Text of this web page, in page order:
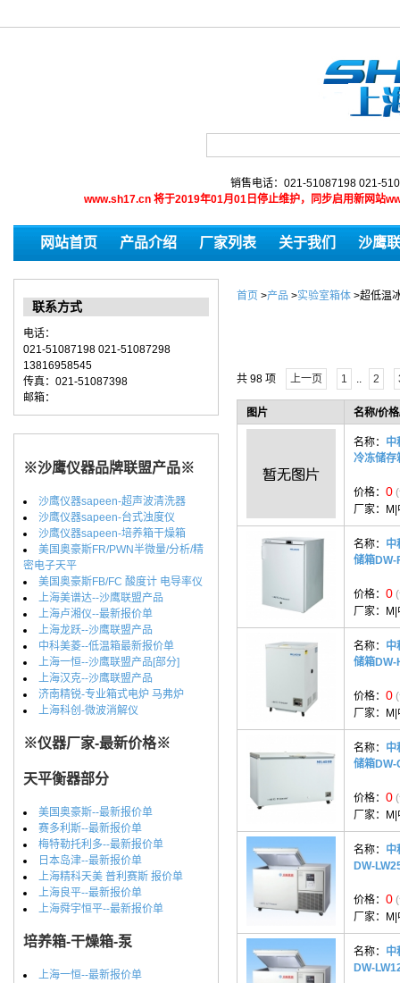
销售电话：021-51087198 021-
www.sh17.cn 将于2019年01月01日停止维护，同步启用新网站
网站首页 产品介绍 厂家列表 关于我们 沙鹰
联系方式
电话：
021-51087198 021-51087298
13816958545
传真：021-51087398
邮箱：
※沙鹰仪器品牌联盟产品※
沙鹰仪器sapeen-超声波清洗器
沙鹰仪器sapeen-台式浊度仪
沙鹰仪器sapeen-培养箱干燥箱
美国奥豪斯FR/PWN半微量/分析/精
密电子天平
美国奥豪斯FB/FC 酸度计 电导率仪
上海美谱达--沙鹰联盟产品
上海卢湘仪--最新报价单
上海龙跃--沙鹰联盟产品
中科美菱--低温箱最新报价单
上海一恒--沙鹰联盟产品[部分]
上海汉克--沙鹰联盟产品
济南精锐-专业箱式电炉 马弗炉
上海科创-微波消解仪
※仪器厂家-最新价格※
天平衡器部分
美国奥豪斯--最新报价单
赛多利斯--最新报价单
梅特勒托利多--最新报价单
日本岛津--最新报价单
上海精科天美 普利赛斯 报价单
上海良平--最新报价单
上海舜宇恒平--最新报价单
培养箱-干燥箱-泵
上海一恒--最新报价单
首页 >产品 >实验室箱体 >超低温
共 98 项 上一页 1 .. 2
图片 名称/价
名称： 中
冷冻储存
价格： 0
厂家： M|
名称： 中
储箱DW-
价格： 0
厂家： M|
名称： 中
储箱DW-
价格： 0
厂家： M|
名称： 中
储箱DW-
价格： 0
厂家： M|
名称： 中
DW-
价格： 0
厂家： M|
名称： 中
DW-